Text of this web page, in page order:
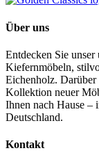
Über uns
Entdecken Sie
Kiefernmöbeln,
Eichenholz.
Kollektion neuer
Ihnen nach Hause –
Deutschland.
Kontakt